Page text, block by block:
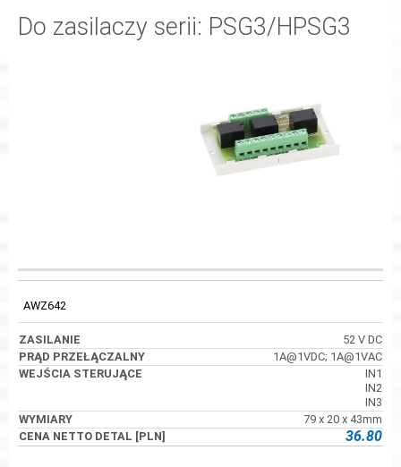
Do zasilaczy serii: PSG3/HPSG3
PRĄD
PRZEŁĄCZALNY
WEJŚCIA
STERUJĄCE
AWZ642
52 V DC
1A@1VDC; 1A@1VAC
IN1
IN2
IN3
79 x 20 x 43mm
36.80